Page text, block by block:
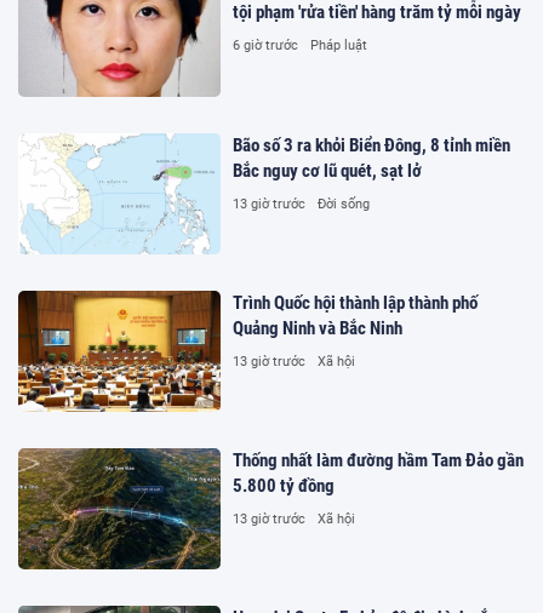
tội phạm 'rửa tiền' hàng trăm tỷ mỗi ngày
6 giờ trước Pháp luật
Bão số 3 ra khỏi Biển Đông, 8 tỉnh miền
Bắc nguy cơ lũ quét, sạt lở
13 giờ trước Đời sống
Trình Quốc hội thành lập thành phố
Quảng Ninh và Bắc Ninh
13 giờ trước Xã hội
Thống nhất làm đường hầm Tam Đảo gần
5.800 tỷ đồng
13 giờ trước Xã hội